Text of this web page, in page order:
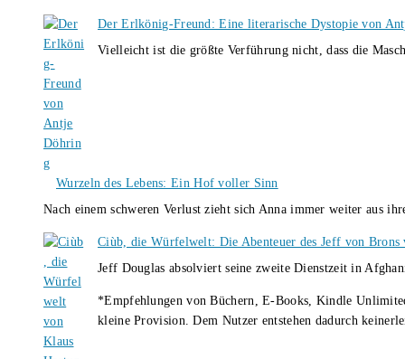
Der Erlkönig-Freund: Eine literarische Dystopie von
Vielleicht ist die größte Verführung nicht, dass die
Wurzeln des Lebens: Ein Hof voller Sinn
Nach einem schweren Verlust zieht sich Anna immer weiter aus
Ciùb, die Würfelwelt: Die Abenteuer des Jeff von Brons
Jeff Douglas absolviert seine zweite Dienstzeit in
*Empfehlungen von Büchern, E-Books, Kindle
kleine Provision. Dem Nutzer entstehen dadurch